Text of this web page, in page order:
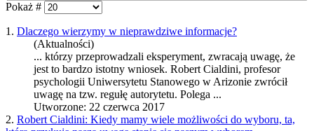
Pokaż #
1. Dlaczego wierzymy w nieprawdziwe informacje?
(Aktualności)
... którzy przeprowadzali eksperyment, zwracają uwagę, że
jest to bardzo istotny wniosek. Robert Cialdini, profesor
psychologii Uniwersytetu Stanowego w Arizonie zwrócił
uwagę na tzw. regułę autorytetu. Polega ...
Utworzone: 22 czerwca 2017
2. Robert Cialdini: Kiedy mamy wiele możliwości do wyboru, ta,